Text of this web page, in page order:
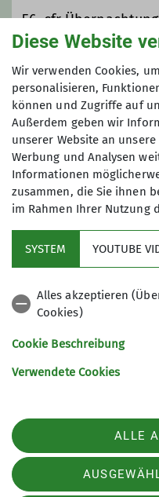
56,-sfr
Fahrtkosten
Maximale
5
78628 Rottweil
Telefon +4974129026611
Diese Website
Wir verwenden Cookies,
personalisieren,
können und Zugriffe auf
Außerdem geben wir
unserer Website an
Werbung und Analysen
Informationen
zusammen, die Sie ihnen
im Rahmen Ihrer Nutzung
SYSTEM YOUTUBE
Alles akzeptieren
Cookies)
Cookie Beschreibung
Verwendete Cookies
ALLE